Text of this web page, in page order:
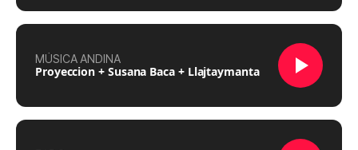
MÚSICA ANDINA
Proyeccion + Susana Baca + Llajtaymanta